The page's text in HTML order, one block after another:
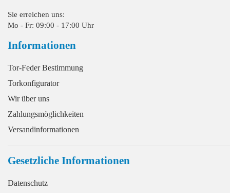
Sie erreichen uns:
Mo - Fr: 09:00 - 17:00 Uhr
Informationen
Tor-Feder Bestimmung
Torkonfigurator
Wir über uns
Zahlungsmöglichkeiten
Versandinformationen
Gesetzliche Informationen
Datenschutz